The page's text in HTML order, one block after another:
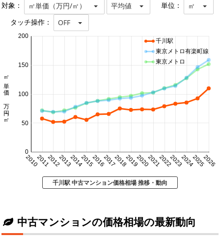
対象： ㎡単価（万円/㎡） 平均値 単位： ㎡
タッチ操作： OFF
20102011201220132014201520162017201820192020202120222023202420252026
0
50
100
150
200
㎡単価 万円/㎡
千川駅
東京メトロ有楽町線
東京メトロ
千川駅 中古マンション価格相場 推移・動向
中古マンションの価格相場の最新動向